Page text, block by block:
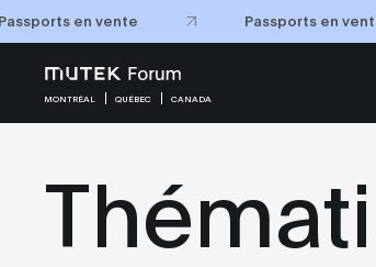
en vente Passports en
MONTRÉAL QUÉBEC CANADA